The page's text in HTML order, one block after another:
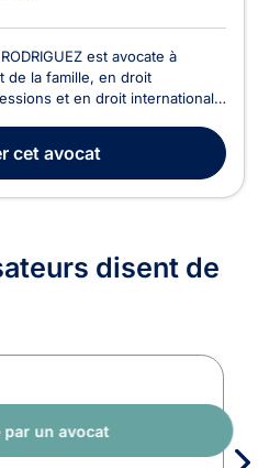
par un avocat
est avocate à
de la famille, en droit
et en droit international
pour tous les dossiers
du divorce à l’a...
cet avocat
disent de